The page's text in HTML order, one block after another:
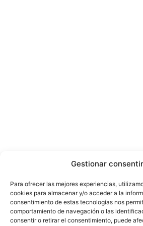
Gestionar
Para ofrecer las mejores experiencias,
cookies para almacenar y/o acceder a la
consentimiento de estas tecnologías nos
comportamiento de navegación o las
consentir o retirar el consentimiento, puede